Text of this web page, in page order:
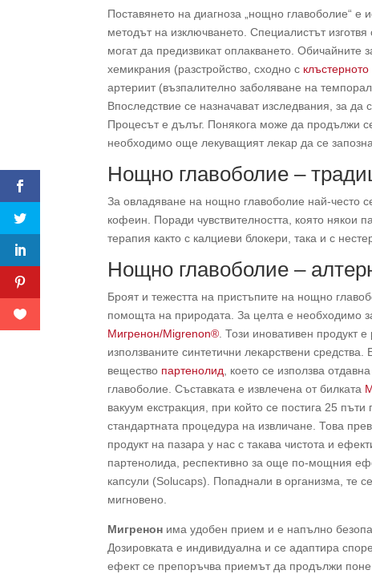
Поставянето на диагноза „нощно главоболие“ е
методът на изключването. Специалистът
могат да предизвикат оплакването. Обичайните
хемикрания (разстройство, сходно с
артериит (възпалително заболяване на
Впоследствие се назначават изследвания, за
Процесът е дълъг. Понякога може да продължи
необходимо още лекуващият лекар да се
Нощно главоболие –
За овладяване на нощно главоболие най-често
кофеин. Поради чувствителността, която някои
терапия както с калциеви блокери, така и с
Нощно главоболие –
Броят и тежестта на пристъпите на нощно
помощта на природата. За целта е необходимо
Мигренон/Migrenon®. Този иновативен продукт
използваните синтетични лекарствени
вещество партенолид, което се използва
главоболие. Съставката е извлечена от билката
вакуум екстракция, при който се постига 25
стандартната процедура на извличане. Това
продукт на пазара у нас с такава чистота и
партенолида, респективно за още по-мощния
капсули (Solucaps). Попаднали в организма, те
мигновено.
Мигренон има удобен прием и е напълно
Дозировката е индивидуална и се адаптира
ефект се препоръчва приемът да продължи